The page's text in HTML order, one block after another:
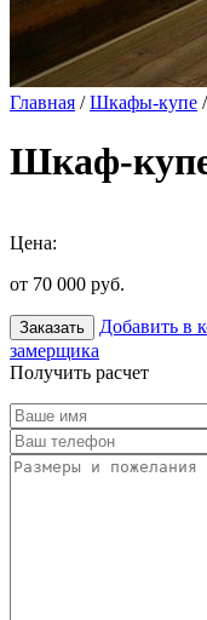
Главная /Шкафы-купе /
Шкаф-
Цена:
от 70 000 руб.
Заказать Добавить в
замерщика
Получить расчет